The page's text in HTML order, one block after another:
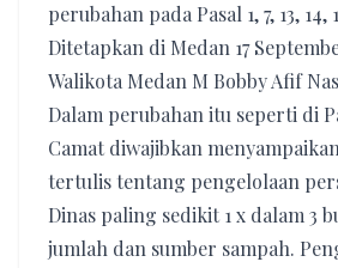
perubahan pada Pasal 1, 7, 13, 14,
Ditetapkan di Medan 17
Walikota Medan M Bobby Afif
Dalam perubahan itu seperti di
Camat diwajibkan
tertulis tentang pengelolaan
Dinas paling sedikit 1 x dalam 3
jumlah dan sumber sampah.